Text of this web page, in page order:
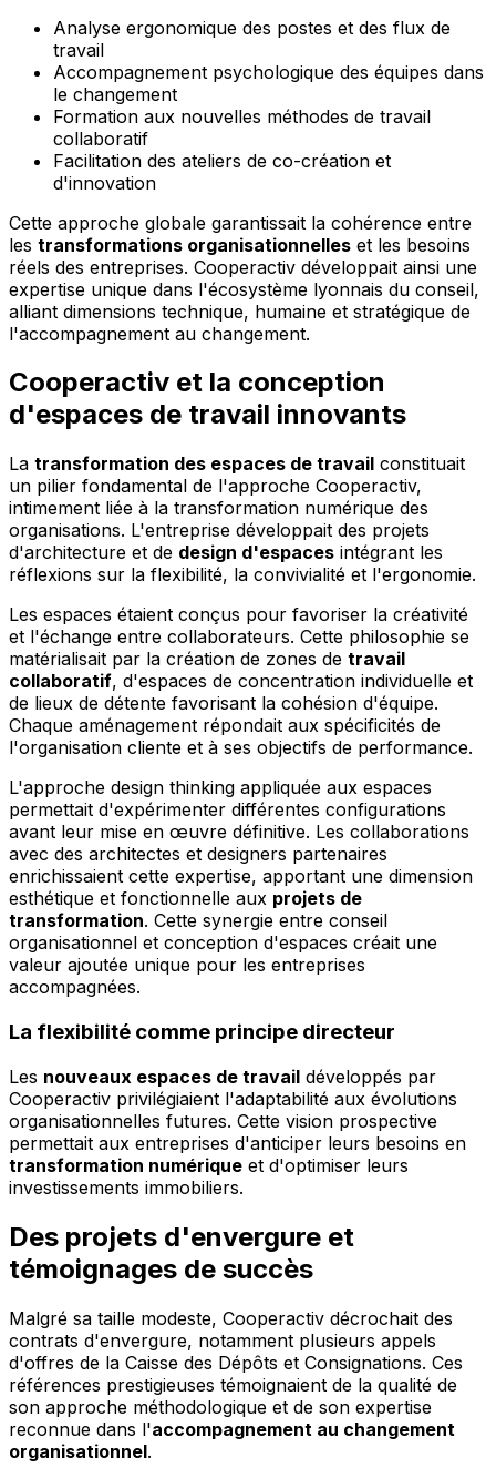
Analyse ergonomique des postes et des flux de
travail
Accompagnement psychologique des équipes dans
le changement
Formation aux nouvelles méthodes de travail
collaboratif
Facilitation des ateliers de co-création et
d'innovation
Cette approche globale garantissait la cohérence entre
les transformations organisationnelles et les besoins
réels des entreprises. Cooperactiv développait ainsi une
expertise unique dans l'écosystème lyonnais du conseil,
alliant dimensions technique, humaine et stratégique de
l'accompagnement au changement.
Cooperactiv et la conception
d'espaces de travail innovants
La transformation des espaces de travail constituait
un pilier fondamental de l'approche Cooperactiv,
intimement liée à la transformation numérique des
organisations. L'entreprise développait des projets
d'architecture et de design d'espaces intégrant les
réflexions sur la flexibilité, la convivialité et l'ergonomie.
Les espaces étaient conçus pour favoriser la créativité
et l'échange entre collaborateurs. Cette philosophie se
matérialisait par la création de zones de travail
collaboratif, d'espaces de concentration individuelle et
de lieux de détente favorisant la cohésion d'équipe.
Chaque aménagement répondait aux spécificités de
l'organisation cliente et à ses objectifs de performance.
L'approche design thinking appliquée aux espaces
permettait d'expérimenter différentes configurations
avant leur mise en œuvre définitive. Les collaborations
avec des architectes et designers partenaires
enrichissaient cette expertise, apportant une dimension
esthétique et fonctionnelle aux projets de
transformation. Cette synergie entre conseil
organisationnel et conception d'espaces créait une
valeur ajoutée unique pour les entreprises
accompagnées.
La flexibilité comme principe directeur
Les nouveaux espaces de travail développés par
Cooperactiv privilégiaient l'adaptabilité aux évolutions
organisationnelles futures. Cette vision prospective
permettait aux entreprises d'anticiper leurs besoins en
transformation numérique et d'optimiser leurs
investissements immobiliers.
Des projets d'envergure et
témoignages de succès
Malgré sa taille modeste, Cooperactiv décrochait des
contrats d'envergure, notamment plusieurs appels
d'offres de la Caisse des Dépôts et Consignations. Ces
références prestigieuses témoignaient de la qualité de
son approche méthodologique et de son expertise
reconnue dans l'accompagnement au changement
organisationnel.